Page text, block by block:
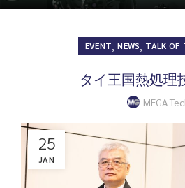
EVENT,NEWS, TALK OF
タイ王国熱処理
MEGA
25
JAN